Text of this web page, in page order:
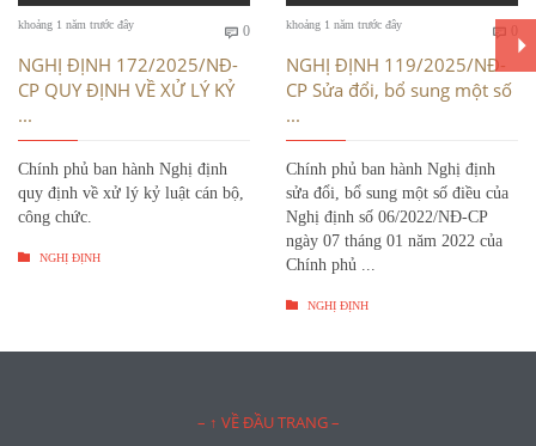
khoảng 1 năm trước đây
 0Bình
NGHỊ ĐỊNH 172/2025/NĐ-
CP QUY ĐỊNH VỀ XỬ LÝ KỶ
...
Chính phủ ban hành Nghị định
quy định về xử lý kỷ luật cán bộ,
công chức.
 NGHỊ ĐỊNH
khoảng 1 năm trước đây

NGHỊ ĐỊNH 119/2025/NĐ-
CP Sửa đổi, bổ sung một số
...
Chính phủ ban hành Nghị định
sửa đổi, bổ sung một số điều của
Nghị định số 06/2022/NĐ-CP
ngày 07 tháng 01 năm 2022 của
Chính phủ ...
 NGHỊ ĐỊNH
– ↑ VỀ ĐẦU TRANG –